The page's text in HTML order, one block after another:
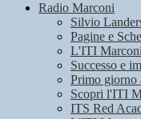
Radio Marconi
Silvio
Pagine e
L'ITI
Successo e
Primo giorno
Scopri l'ITI
ITS Red